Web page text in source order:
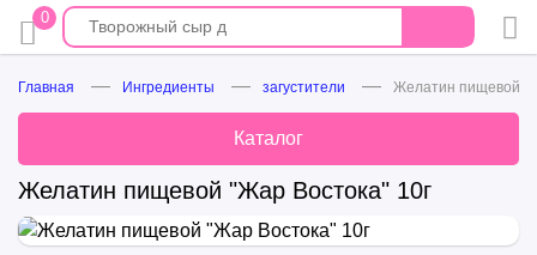
0
Главная Ингредиенты загустители Желатин пищевой
Каталог
Желатин пищевой "Жар Востока" 10г